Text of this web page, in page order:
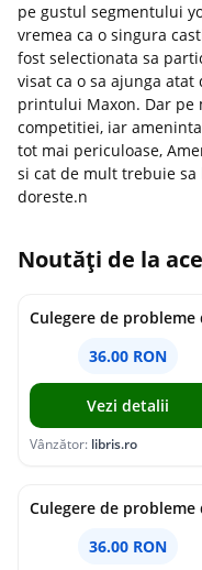
pe gustul segmentului
vremea ca o singura
fost selectionata sa
visat ca o sa ajunga
printului Maxon. Dar pe
competitiei, iar
tot mai periculoase,
si cat de mult trebuie
doreste.n
Noutăți de la
36.00 RON
Vezi detalii
Vânzător: libris.ro
36.00 RON